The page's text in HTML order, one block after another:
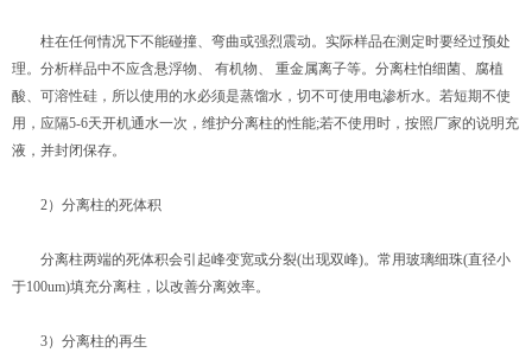
柱在任何情况下不能碰撞、弯曲或强烈震动。实际样品在测定时要经过预处
理。分析样品中不应含悬浮物、 有机物、 重金属离子等。分离柱怕细菌、腐植
酸、可溶性硅，所以使用的水必须是蒸馏水，切不可使用电渗析水。若短期不使
用，应隔5-6天开机通水一次，维护分离柱的性能;若不使用时，按照厂家的说明充
液，并封闭保存。
2）分离柱的死体积
分离柱两端的死体积会引起峰变宽或分裂(出现双峰)。常用玻璃细珠(直径小
于100um)填充分离柱，以改善分离效率。
3）分离柱的再生